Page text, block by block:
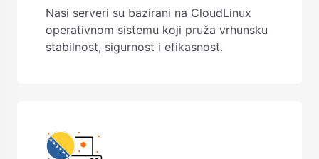
Nasi serveri su bazirani na CloudLinux
operativnom sistemu koji pruža vrhunsku
stabilnost, sigurnost i efikasnost.